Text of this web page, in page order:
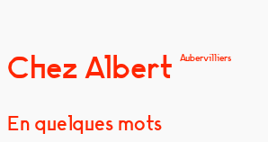
Chez Albert Aubervilliers
En quelques mots